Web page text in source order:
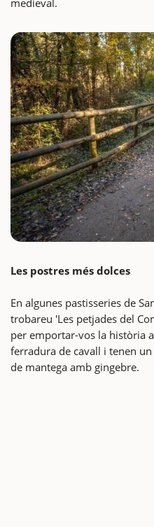
Les postres més dolces
En algunes pastisseries de
trobareu 'Les petjades del
per emportar-vos la història
ferradura de cavall i tenen
de mantega amb gingebre.